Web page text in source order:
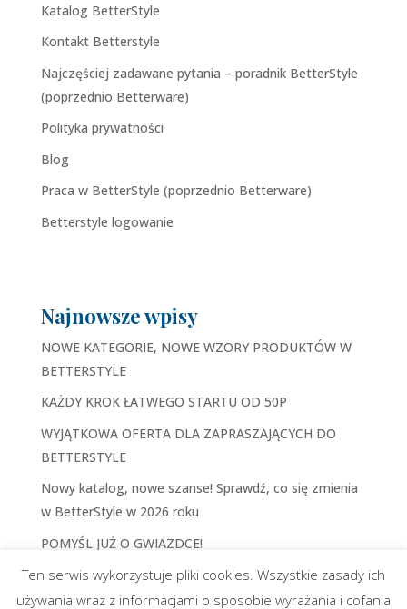
Katalog BetterStyle
Kontakt Betterstyle
Najczęściej zadawane pytania – poradnik BetterStyle
(poprzednio Betterware)
Polityka prywatności
Blog
Praca w BetterStyle (poprzednio Betterware)
Betterstyle logowanie
Najnowsze wpisy
NOWE KATEGORIE, NOWE WZORY PRODUKTÓW W
BETTERSTYLE
KAŻDY KROK ŁATWEGO STARTU OD 50P
WYJĄTKOWA OFERTA DLA ZAPRASZAJĄCYCH DO
BETTERSTYLE
Nowy katalog, nowe szanse! Sprawdź, co się zmienia
w BetterStyle w 2026 roku
POMYŚL JUŻ O GWIAZDCE!
Ten serwis wykorzystuje pliki cookies. Wszystkie zasady ich
używania wraz z informacjami o sposobie wyrażania i cofania